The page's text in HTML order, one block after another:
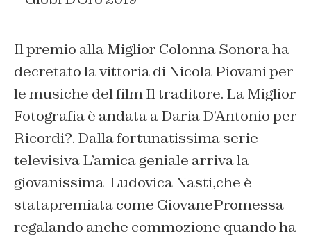
Il premio alla Miglior Colonna Sonora ha
decretato la vittoria di Nicola Piovani per
le musiche del film Il traditore. La Miglior
Fotografia è andata a Daria D’Antonio per
Ricordi?. Dalla fortunatissima serie
televisiva L’amica geniale arriva la
giovanissima Ludovica Nasti,che è
statapremiata come GiovanePromessa
regalando anche commozione quando ha